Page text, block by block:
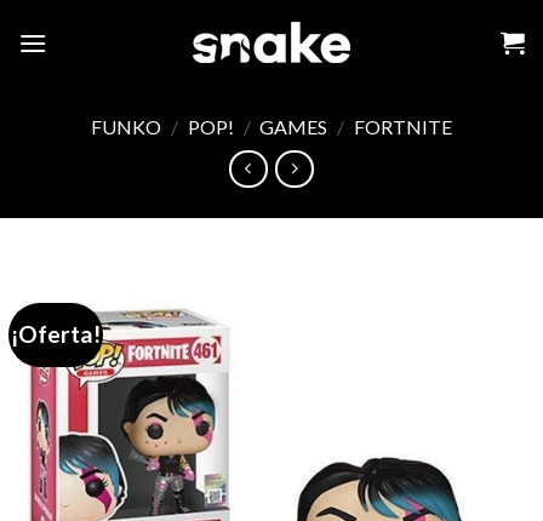
FUNKO / POP! / GAMES / FORTNITE
¡Oferta!